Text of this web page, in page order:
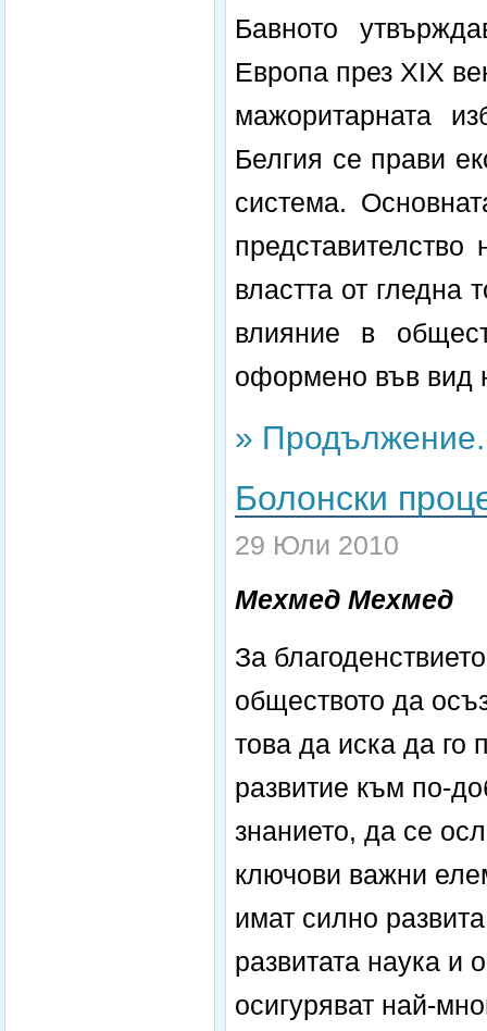
Бавното
Европа през ХIХ
мажоритарната
Белгия се прави
система.
властта от гледна
влияние в
оформено във вид
»
Болонски
29 Юли 2010
Мехмед Мехмед
За
обществото да
това да иска да
развитие към по-
знанието, да се
ключови важни
имат силно
развитата наука и
осигуряват най-